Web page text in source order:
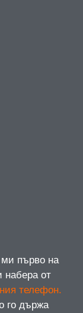
първо на
набера от
телефон.
го държа